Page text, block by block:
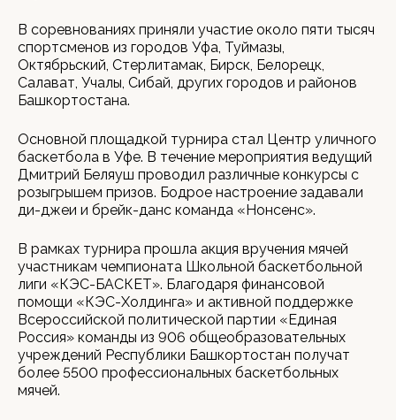
В соревнованиях приняли участие около пяти тысяч
спортсменов из городов Уфа, Туймазы,
Октябрьский, Стерлитамак, Бирск, Белорецк,
Салават, Учалы, Сибай, других городов и районов
Башкортостана.
Основной площадкой турнира стал Центр уличного
баскетбола в Уфе. В течение мероприятия ведущий
Дмитрий Беляуш проводил различные конкурсы с
розыгрышем призов. Бодрое настроение задавали
ди-джеи и брейк-данс команда «Нонсенс».
В рамках турнира прошла акция вручения мячей
участникам чемпионата Школьной баскетбольной
лиги «КЭС-БАСКЕТ». Благодаря финансовой
помощи «КЭС-Холдинга» и активной поддержке
Всероссийской политической партии «Единая
Россия» команды из 906 общеобразовательных
учреждений Республики Башкортостан получат
более 5500 профессиональных баскетбольных
мячей.